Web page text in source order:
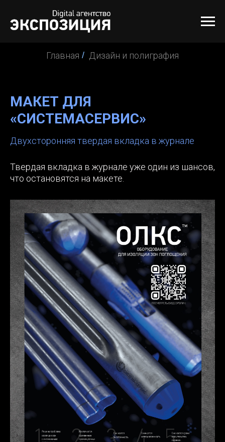
Главная / Дизайн и полиграфия
МАКЕТ ДЛЯ
«СИСТЕМАСЕРВИС»
Двухсторонняя твердая вкладка в журнале
Твердая вкладка в журнале уже один из шансов,
что остановятся на макете.